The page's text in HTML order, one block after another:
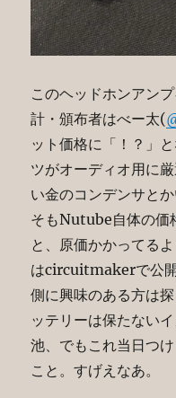
このヘッドホンアン
計・頒布者はべー太(
ット価格に「！？」
ツがオーディオ用に
い金のコンデンサと
そもNutube自体の価
と、原価かかってる
はcircuitmakerで公
側に興味のある方は
ッテリーは保たない
池、でもこれ当日つ
こと。すげえなあ。